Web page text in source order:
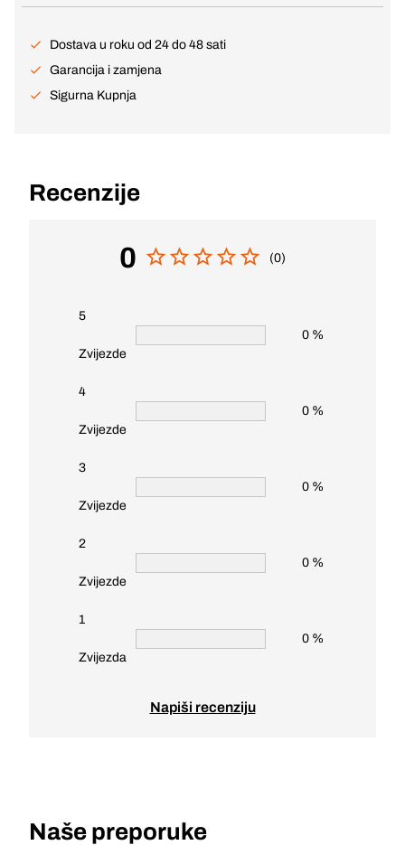
Dostava u roku od 24 do 48 sati
Garancija i zamjena
Sigurna Kupnja
Recenzije
0 (0)
5
Zvijezde
0 %
4
Zvijezde
0 %
3
Zvijezde
0 %
2
Zvijezde
0 %
1
Zvijezda
0 %
Napiši recenziju
Naše preporuke